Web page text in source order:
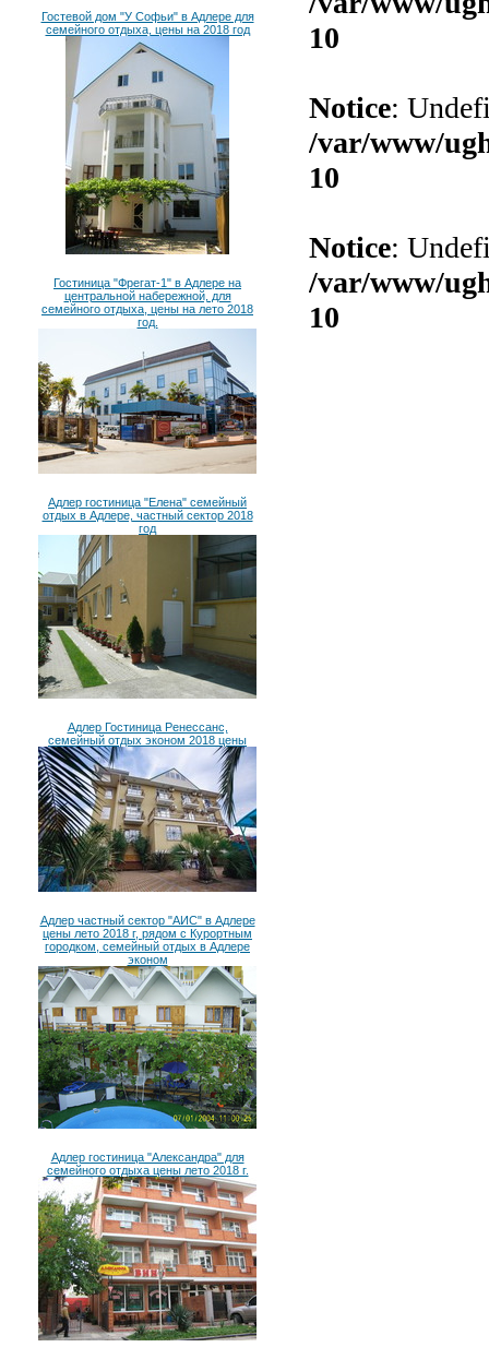
Гостевой дом "У Софьи" в Адлере для
семейного отдыха, цены на 2018 год
Гостиница "Фрегат-1" в Адлере на
центральной набережной, для
семейного отдыха, цены на лето 2018
год.
Адлер гостиница "Елена" семейный
отдых в Адлере, частный сектор 2018
год
Адлер Гостиница Ренессанс,
семейный отдых эконом 2018 цены
Адлер частный сектор "АИС" в Адлере
цены лето 2018 г, рядом с Курортным
городком, семейный отдых в Адлере
эконом
Адлер гостиница "Александра" для
семейного отдыха цены лето 2018 г.